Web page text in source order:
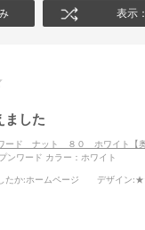
表示
ました
ード ナット ８０ ホワイト【奥
ンワード カラー：ホワイト
たか:ホームページ デザイン